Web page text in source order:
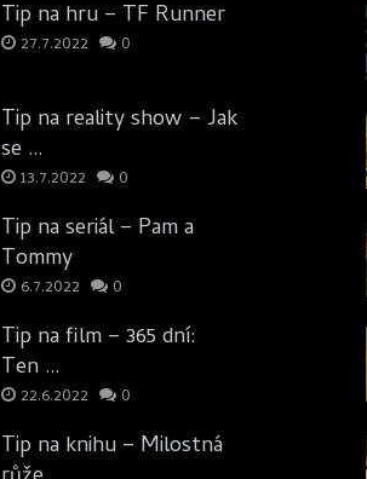
Tip na hru – TF Runner
27.7.2022 0
Tip na reality show – Jak
se …
13.7.2022 0
Tip na seriál – Pam a
Tommy
6.7.2022 0
Tip na film – 365 dní:
Ten …
22.6.2022 0
Tip na knihu – Milostná